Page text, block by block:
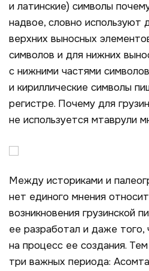
и латинские) символы
надвое, словно используют
верхних выносных
символов и для нижних
с нижними частями
и кириллические символы
регистре. Почему для
не используется мтаврули
Между историками и
нет единого мнения
возникновения грузинской
ее разработал и даже того,
на процесс ее создания.
три важных периода: